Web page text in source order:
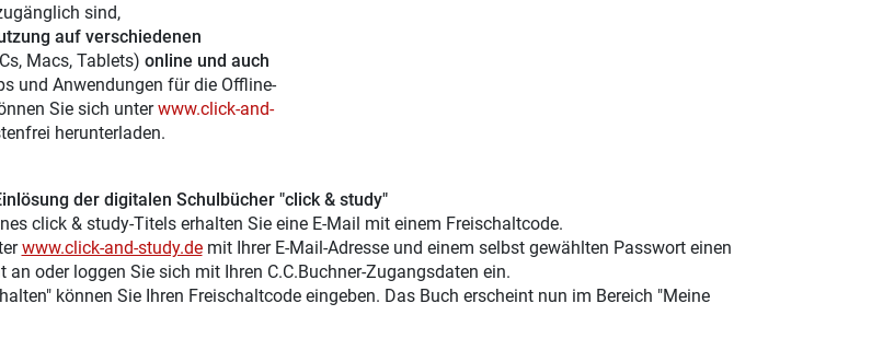
sind,
auf verschiedenen
Macs, Tablets) online und auch
und Anwendungen für die Offline-
Sie sich unterwww.click-and-
herunterladen.
der digitalen Schulbücher "click & study"
click & study-Titels erhalten Sie eine E-Mail mit einem Freischaltcode.
www.click-and-study.demit Ihrer E-Mail-Adresse und einem selbst gewählten Passwort einen
an oder loggen Sie sich mit Ihren C.C.Buchner-Zugangsdaten ein.
können Sie Ihren Freischaltcode eingeben. Das Buch erscheint nun im Bereich "Meine